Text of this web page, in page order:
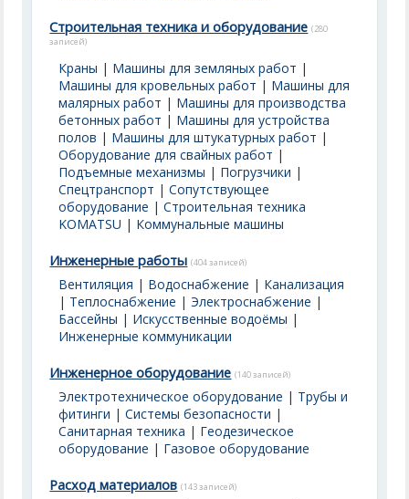
Строительная техника и оборудование (280
записей)
Краны | Машины для земляных работ |
Машины для кровельных работ | Машины для
малярных работ | Машины для производства
бетонных работ | Машины для устройства
полов | Машины для штукатурных работ |
Оборудование для свайных работ |
Подъемные механизмы | Погрузчики |
Спецтранспорт |Сопутствующее
оборудование |Строительная техника
KOMATSU | Коммунальные машины
Инженерные работы (404 записей)
Вентиляция | Водоснабжение | Канализация
| Теплоснабжение |Электроснабжение |
Бассейны | Искусственные водоёмы |
Инженерные коммуникации
Инженерное оборудование (140 записей)
Электротехническое оборудование | Трубы и
фитинги |Системы безопасности |
Санитарная техника | Геодезическое
оборудование | Газовое оборудование
Расход материалов (143 записей)